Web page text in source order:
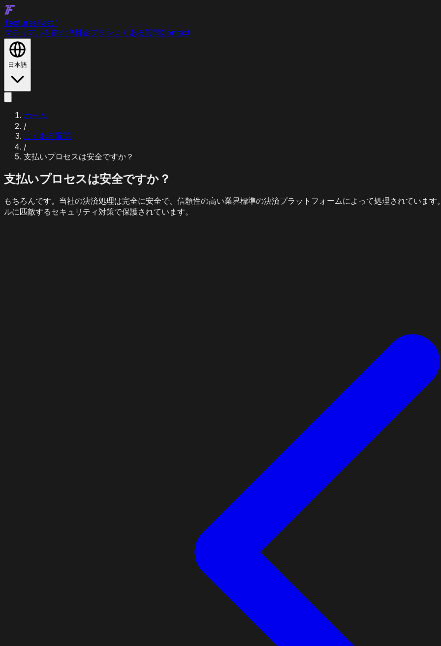
TexturesFast™
マテリアルを盗む ↗料金プランよくある質問Contact
日本語
ホーム
/
よくある質問
/
支払いプロセスは安全ですか？
支払いプロセスは安全ですか？
もちろんです。当社の決済処理は完全に安全で、信頼性の高い業界標準の決済プラットフォームによって処理されていま
ルに匹敵するセキュリティ対策で保護されています。